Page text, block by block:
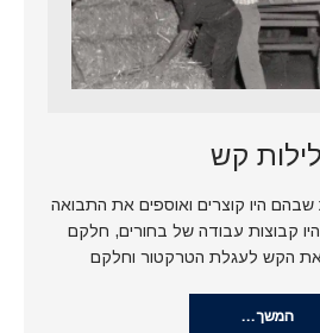
לילות קש
שבהם היו קוצרים ואוספים את התבואה
קבוצות עבודה של בחורים, חלקם
את הקש לעגלת הטרקטור וחלקם
המשך…